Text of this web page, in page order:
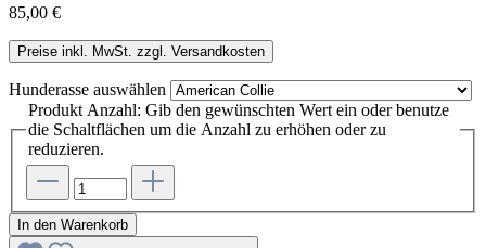
85,00 €
Preise inkl. MwSt. zzgl. Versandkosten
Hunderasse auswählen
Produkt Anzahl: Gib den gewünschten Wert ein oder benutze
die Schaltflächen um die Anzahl zu erhöhen oder zu
reduzieren.
In den Warenkorb